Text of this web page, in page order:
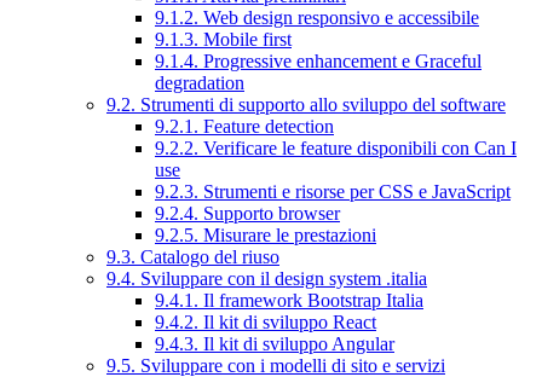
9.1.2. Web design responsivo e accessibile
9.1.3. Mobile first
9.1.4. Progressive enhancement e Graceful
degradation
9.2. Strumenti di supporto allo sviluppo del software
9.2.1. Feature detection
9.2.2. Verificare le feature disponibili con Can I
use
9.2.3. Strumenti e risorse per CSS e JavaScript
9.2.4. Supporto browser
9.2.5. Misurare le prestazioni
9.3. Catalogo del riuso
9.4. Sviluppare con il design system .italia
9.4.1. Il framework Bootstrap Italia
9.4.2. Il kit di sviluppo React
9.4.3. Il kit di sviluppo Angular
9.5. Sviluppare con i modelli di sito e servizi